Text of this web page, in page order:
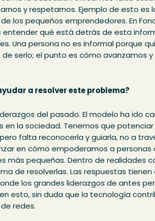
y respetarnos. Ejemplo de esto es
los pequeños emprendedores. En
qué está detrás de esta
Una persona no es informal porque
serlo; el punto es cómo avanzamos
a resolver este problema?
del pasado. El modelo ha ido
la sociedad. Tenemos que potenciar
falta reconocerla y guiarla, no a
en cómo empoderamos a personas
más pequeñas. Dentro de realidades
de resolverlas. Las respuestas tienen
los grandes liderazgos de antes
esto, sin duda que la tecnología
redes.